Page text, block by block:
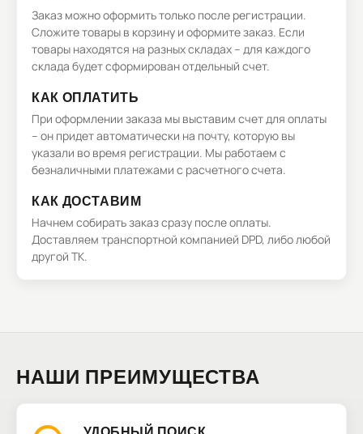
Заказ можно оформить только после регистрации.
Сложите товары в корзину и оформите заказ. Если
товары находятся на разных складах – для каждого
склада будет сформирован отдельный счет.
КАК ОПЛАТИТЬ
При оформлении заказа мы выставим счет для оплаты
– он придет автоматически на почту, которую вы
указали во время регистрации. Мы работаем с
безналичными платежами с расчетного счета.
КАК ДОСТАВИМ
Начнем собирать заказ сразу после оплаты.
Доставляем транспортной компанией DPD, либо любой
другой ТК.
НАШИ ПРЕИМУЩЕСТВА